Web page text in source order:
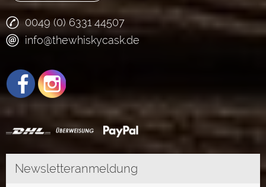
0049 (0) 6331 44507
info@thewhiskycask.de